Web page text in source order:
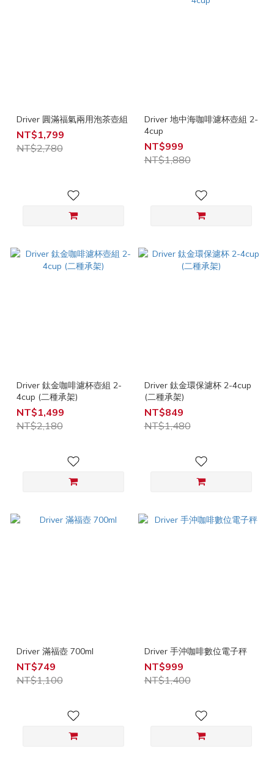
Driver 圓滿福氣兩用泡茶壺組
NT$1,799
NT$2,780
Driver 地中海咖啡濾杯壺組 2-
4cup
NT$999
NT$1,880
Driver 鈦金咖啡濾杯壺組 2-
4cup (二種承架)
NT$1,499
NT$2,180
Driver 鈦金環保濾杯 2-4cup
(二種承架)
NT$849
NT$1,480
Driver 滿福壺 700ml
NT$749
NT$1,100
Driver 手沖咖啡數位電子秤
NT$999
NT$1,400